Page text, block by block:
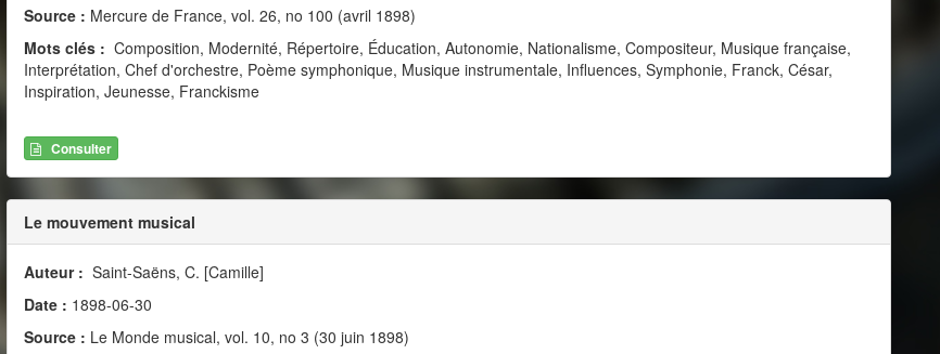
Source : Mercure de France, vol. 26, no 100 (avril 1898)
Mots clés : Composition, Modernité, Répertoire, Éducation, Autonomie, Nationalisme, Compositeur, Musique française,
Interprétation, Chef d'orchestre, Poème symphonique, Musique instrumentale, Influences, Symphonie, Franck, César,
Inspiration, Jeunesse, Franckisme
Consulter
Le mouvement musical
Auteur : Saint-Saëns, C. [Camille]
Date : 1898-06-30
Source : Le Monde musical, vol. 10, no 3 (30 juin 1898)